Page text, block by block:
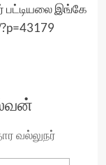
இங்கே
வல்லுநர்